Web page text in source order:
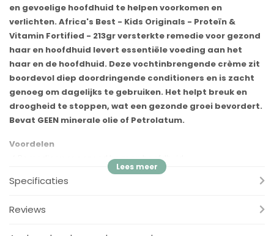
en gevoelige hoofdhuid te helpen voorkomen en
verlichten. Africa's Best - Kids Originals - Proteïn &
Vitamin Fortified - 213gr versterkte remedie voor gezond
haar en hoofdhuid levert essentiële voeding aan het
haar en de hoofdhuid. Deze vochtinbrengende crème zit
boordevol diep doordringende conditioners en is zacht
genoeg om dagelijks te gebruiken. Het helpt breuk en
droogheid te stoppen, wat een gezonde groei bevordert.
Bevat GEEN minerale olie of Petrolatum.
Voordelen
Remedie voor gezond haar en hoofdhuid
Verzacht droge, jeukende & gevoelige hoofdhuid
✓Bevordert een gezonde groei
✓BevatGEEN
Specificaties
Reviews